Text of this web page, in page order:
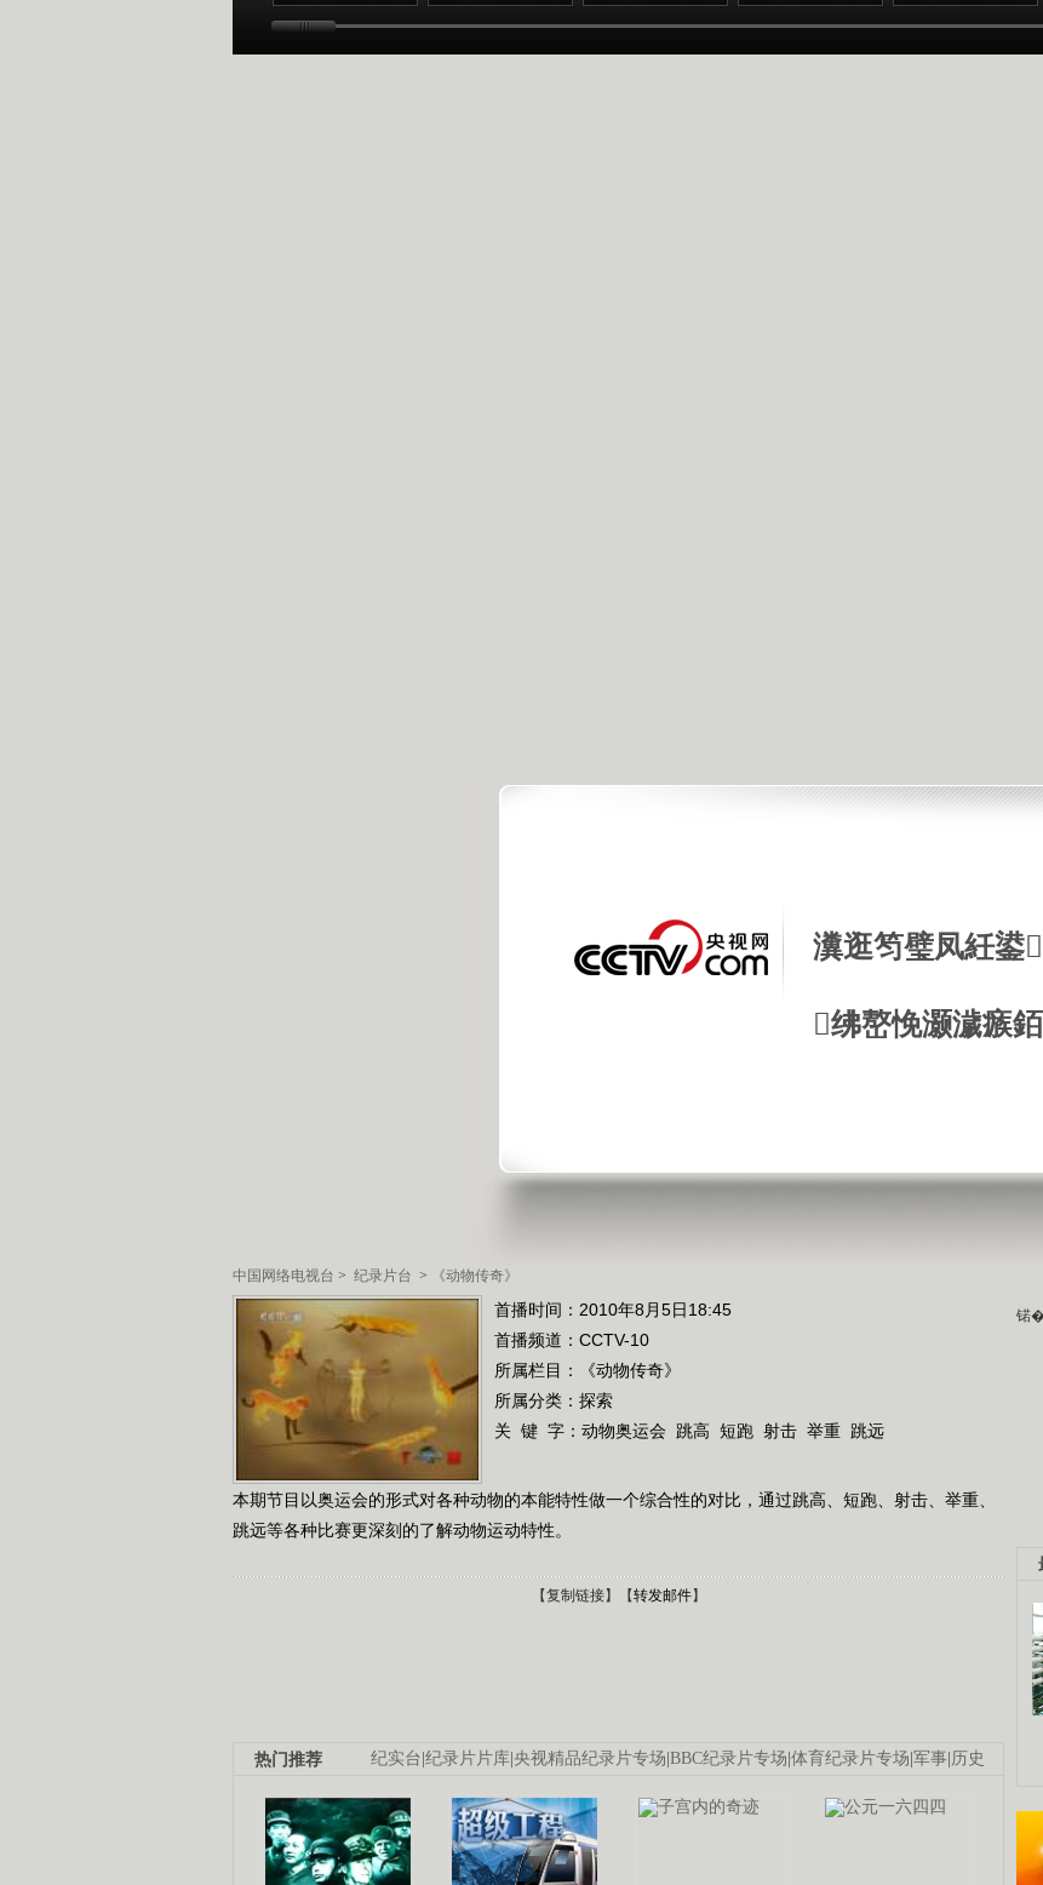
瀵逛笉璧凤紝鍙
绋嶅悗灏濊瘯
中国网络电视台 > 纪录片台 > 《动物传奇》
首播时间：2010年8月5日18:45
首播频道： CCTV-10
所属栏目：
《动物传奇》
所属分类：探索
关 键 字： 动物奥运会 跳高 短跑 射击 举重 跳远
本期节目以奥运会的形式对各种动物的本能特性做一个综合性的对比，通过跳高、短跑、射击、举重、
跳远等各种比赛更深刻的了解动物运动特性。
【复制链接】【转发邮件】
纪实台 纪录片片库 央视精品纪录片专场 BBC纪录片专场 体育纪录片专场 军事 历史
热门推荐
锘